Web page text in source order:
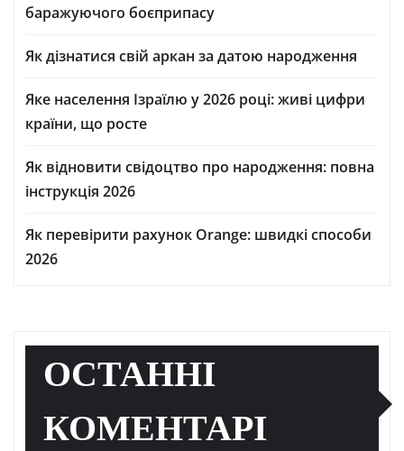
баражуючого боєприпасу
Як дізнатися свій аркан за датою народження
Яке населення Ізраїлю у 2026 році: живі цифри
країни, що росте
Як відновити свідоцтво про народження: повна
інструкція 2026
Як перевірити рахунок Orange: швидкі способи
2026
ОСТАННІ
КОМЕНТАРІ